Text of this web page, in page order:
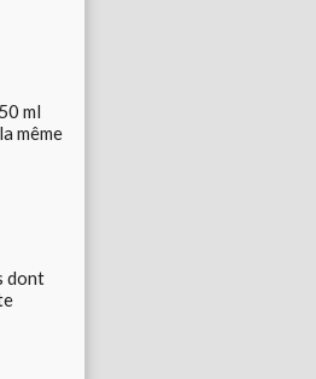
ml
même
dont